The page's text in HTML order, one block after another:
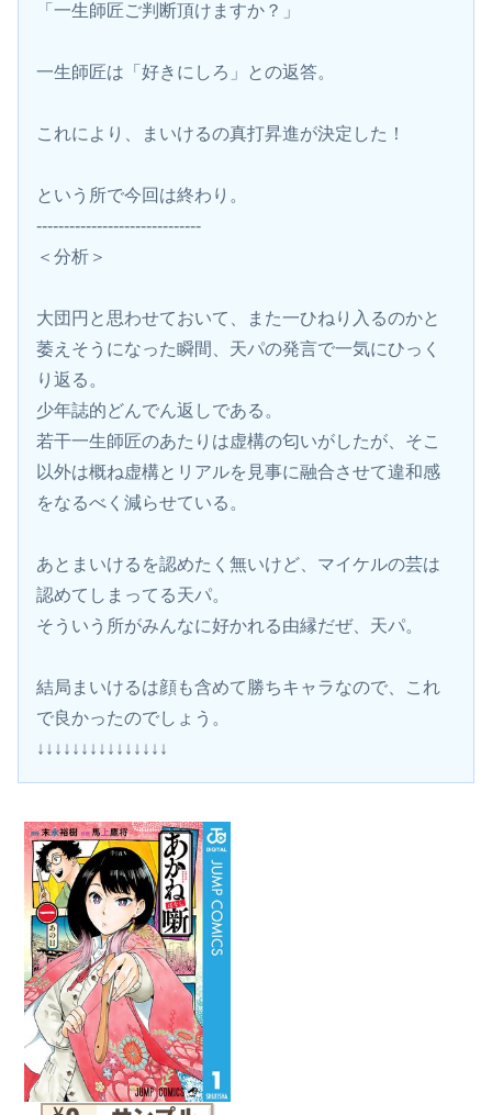
「一生師匠ご判断頂けますか？」
一生師匠は「好きにしろ」との返答。
これにより、まいけるの真打昇進が決定した！
という所で今回は終わり。
------------------------------
＜分析＞
大団円と思わせておいて、また一ひねり入るのかと
萎えそうになった瞬間、天パの発言で一気にひっく
り返る。
少年誌的どんでん返しである。
若干一生師匠のあたりは虚構の匂いがしたが、そこ
以外は概ね虚構とリアルを見事に融合させて違和感
をなるべく減らせている。
あとまいけるを認めたく無いけど、マイケルの芸は
認めてしまってる天パ。
そういう所がみんなに好かれる由縁だぜ、天パ。
結局まいけるは顔も含めて勝ちキャラなので、これ
で良かったのでしょう。
↓↓↓↓↓↓↓↓↓↓↓↓↓↓↓